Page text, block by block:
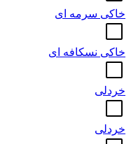
خاکی سرمه ای
خاکی نسکافه ای
خردلی
خردلی